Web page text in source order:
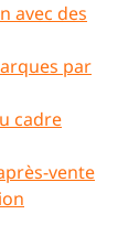
avec des
par
cadre
vente